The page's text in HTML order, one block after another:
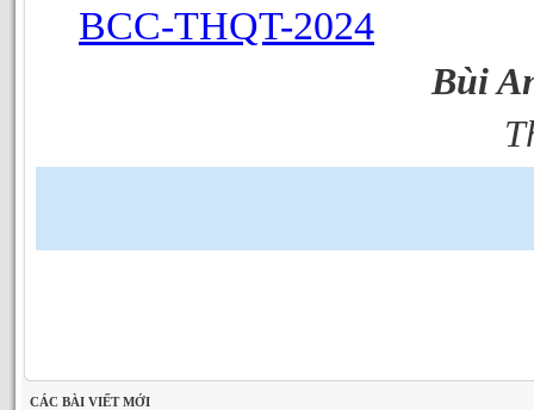
BCC-THQT-2024
Bùi
CÁC BÀI VIẾT MỚI